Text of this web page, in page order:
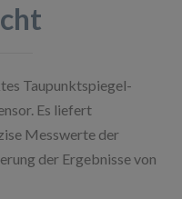
Taupunktspiegel-
Es liefert
Messwerte der
der Ergebnisse von